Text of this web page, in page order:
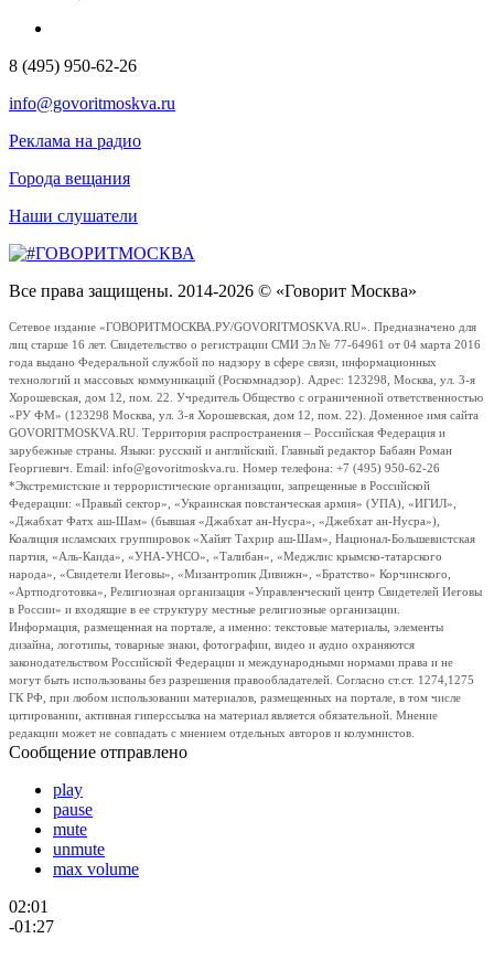
8 (495) 950-62-26
info@govoritmoskva.ru
Реклама на радио
Города вещания
Наши слушатели
Все права защищены. 2014-2026 © «Говорит Москва»
Сетевое издание «ГОВОРИТМОСКВА.РУ/GOVORITMOSKVA.RU». Предназначено для
лиц старше 16 лет. Свидетельство о регистрации СМИ Эл № 77-64961 от 04 марта 2016
года выдано Федеральной службой по надзору в сфере связи, информационных
технологий и массовых коммуникаций (Роскомнадзор). Адрес: 123298, Москва, ул. 3-я
Хорошевская, дом 12, пом. 22. Учредитель Общество с ограниченной ответственностью
«РУ ФМ» (123298 Москва, ул. 3-я Хорошевская, дом 12, пом. 22). Доменное имя сайта
GOVORITMOSKVA.RU. Территория распространения – Российская Федерация и
зарубежные страны. Языки: русский и английский. Главный редактор Бабаян Роман
Георгиевич. Email: info@govoritmoskva.ru. Номер телефона: +7 (495) 950-62-26
*Экстремистские и террористические организации, запрещенные в Российской
Федерации: «Правый сектор», «Украинская повстанческая армия» (УПА), «ИГИЛ»,
«Джабхат Фатх аш-Шам» (бывшая «Джабхат ан-Нусра», «Джебхат ан-Нусра»),
Коалиция исламских группировок «Хайят Тахрир аш-Шам», Национал-Большевистская
партия, «Аль-Каида», «УНА-УНСО», «Талибан», «Меджлис крымско-татарского
народа», «Свидетели Иеговы», «Мизантропик Дивижн», «Братство» Корчинского,
«Артподготовка», Религиозная организация «Управленческий центр Свидетелей Иеговы
в России» и входящие в ее структуру местные религиозные организации.
Информация, размещенная на портале, а именно: текстовые материалы, элементы
дизайна, логотипы, товарные знаки, фотографии, видео и аудио охраняются
законодательством Российской Федерации и международными нормами права и не
могут быть использованы без разрешения правообладателей. Согласно ст.ст. 1274,1275
ГК РФ, при любом использовании материалов, размещенных на портале, в том числе
цитировании, активная гиперссылка на материал является обязательной. Мнение
редакции может не совпадать с мнением отдельных авторов и колумнистов.
Сообщение отправлено
play
pause
mute
unmute
max volume
02:01
-01:27